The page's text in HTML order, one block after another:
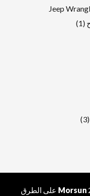
1
1
3
3
Morsun على الطرق